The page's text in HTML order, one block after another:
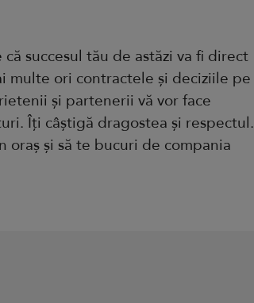
succesul tău de astăzi va fi direct
multe ori contractele și deciziile pe
și partenerii vă vor face
Îți câștigă dragostea și respectul.
oraș și să te bucuri de compania